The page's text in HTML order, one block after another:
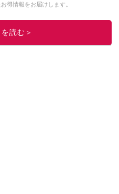
得情報をお届けします。
のイチオシストの他の記事を読む
読む＞